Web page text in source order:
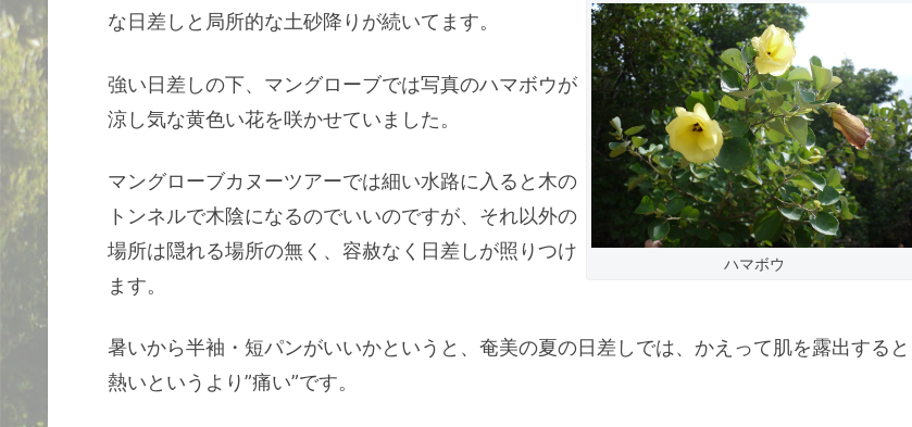
ハマボウ
な日差しと局所的な土砂降りが続いてます。
強い日差しの下、マングローブでは写真のハマボウが
涼し気な黄色い花を咲かせていました。
マングローブカヌーツアーでは細い水路に入ると木の
トンネルで木陰になるのでいいのですが、それ以外の
場所は隠れる場所の無く、容赦なく日差しが照りつけ
ます。
暑いから半袖・短パンがいいかというと、奄美の夏の日差しでは、かえって肌を露出すると
熱いというより”痛い”です。